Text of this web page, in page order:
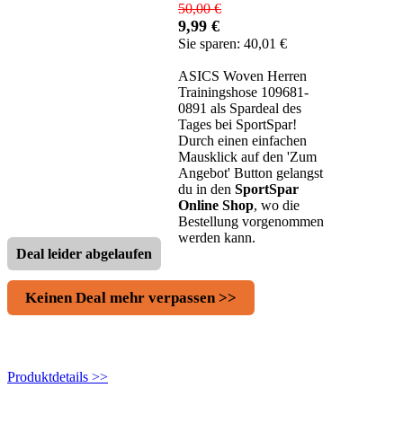
50,00 €
9,99 €
Sie sparen: 40,01 €
ASICS Woven Herren
Trainingshose 109681-
0891 als Spardeal des
Tages bei SportSpar!
Durch einen einfachen
Mausklick auf den 'Zum
Angebot' Button gelangst
du in den SportSpar
Online Shop, wo die
Bestellung vorgenommen
werden kann.
Deal leider abgelaufen
Keinen Deal mehr verpassen >>
Produktdetails >>